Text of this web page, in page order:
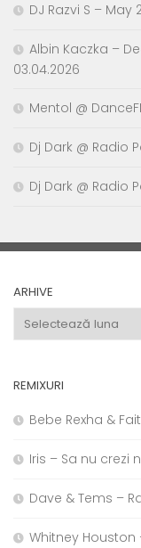
DJ Razvi S –
Albin Kaczka –
03.04.2026
Mentol @
Dj Dark @ Radio
Dj Dark @ Radio
ARHIVE
Arhive
REMIXURI
Bebe Rexha &
Iris – Sa nu crezi
Dave & Tems –
Whitney Houston